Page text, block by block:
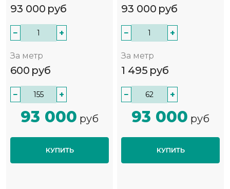
93 000 руб
− +
За метр
600 руб
− +
93 000 руб
КУПИТЬ
93 000 руб
− +
За метр
1 495 руб
− +
93 000 руб
КУПИТЬ